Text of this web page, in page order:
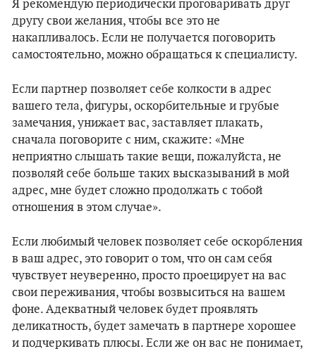
Я рекомендую периодически проговаривать друг
другу свои желания, чтобы все это не
накапливалось. Если не получается поговорить
самостоятельно, можно обращаться к специалисту.
Если партнер позволяет себе колкости в адрес
вашего тела, фигуры, оскорбительные и грубые
замечания, унижает вас, заставляет плакать,
сначала поговорите с ним, скажите: «Мне
неприятно слышать такие вещи, пожалуйста, не
позволяй себе больше таких высказываний в мой
адрес, мне будет сложно продолжать с тобой
отношения в этом случае».
Если любимый человек позволяет себе оскорбления
в ваш адрес, это говорит о том, что он сам себя
чувствует неуверенно, просто проецирует на вас
свои переживания, чтобы возвыситься на вашем
фоне. Адекватный человек будет проявлять
деликатность, будет замечать в партнере хорошее
и подчеркивать плюсы. Если же он вас не понимает,